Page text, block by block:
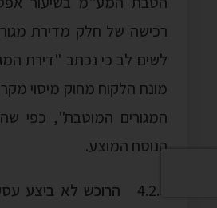
רכישה של חלק מדירת
לשים לב כי נכתב "דירת
מונח הלקוח מחוק מיסוי
המגורים המוטבת", כפי
הנוסח המוצע.
4.2.5 הרוכש לא ביצע